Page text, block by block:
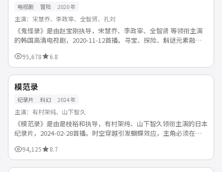
电视剧 冒险 2020年
主演： 宋慧乔、李政宰、全智贤、孔刘
《鬼怪录》是由赵宝刚执导，宋慧乔、李政宰、全智贤 等领衔主演
的韩国高清电视剧，2020-11-12首播。寻宝、探险、解谜元素融
95,678 6.8
日本
模范录
纪录片 科幻 2024年
主演： 有村架纯、山下智久
《模范录》是由是枝裕和执导，有村架纯、山下智久领衔主演的日本
纪录片，2024-02-28首播。时空穿越引发蝴蝶效应，主角必须在多
94,125 8.7
116分钟/期